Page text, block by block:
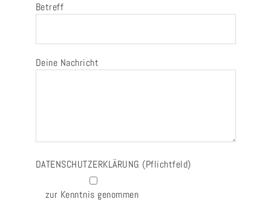
Betreff
Deine Nachricht
DATENSCHUTZERKLÄRUNG (Pflichtfeld)
zur Kenntnis genommen